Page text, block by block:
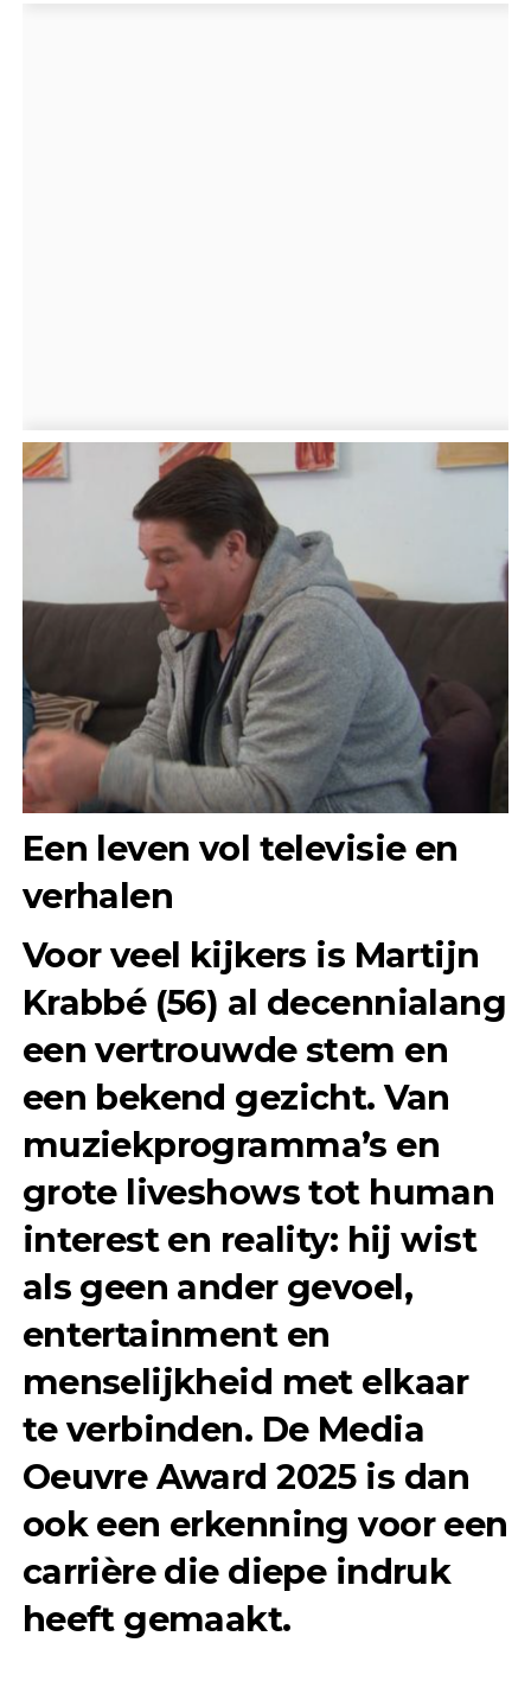
Een leven vol televisie en
verhalen
Voor veel kijkers is Martijn
Krabbé (56) al decennialang
een vertrouwde stem en
een bekend gezicht. Van
muziekprogramma’s en
grote liveshows tot human
interest en reality: hij wist
als geen ander gevoel,
entertainment en
menselijkheid met elkaar
te verbinden. De Media
Oeuvre Award 2025 is dan
ook een erkenning voor een
carrière die diepe indruk
heeft gemaakt.